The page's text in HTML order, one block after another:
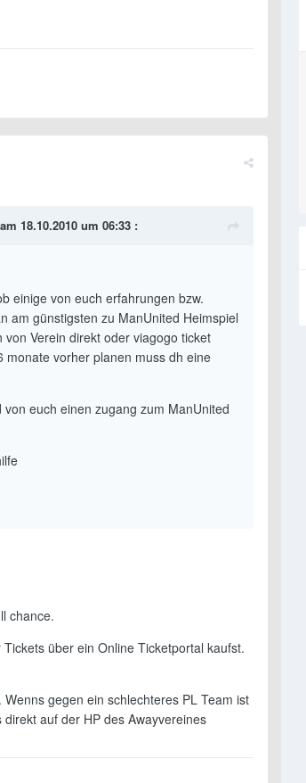
18.10.2010 um 06:33 :
einige von euch erfahrungen bzw.
am günstigsten zu ManUnited Heimspiel
Verein direkt oder viagogo ticket
monate vorher planen muss dh eine
euch einen zugang zum ManUnited
chance.
über ein Online Ticketportal kaufst.
gegen ein schlechteres PL Team ist
auf der HP des Awayvereines